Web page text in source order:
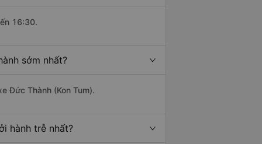
16:30.
sớm nhất?
Đức Thành (Kon Tum).
hành trễ nhất?